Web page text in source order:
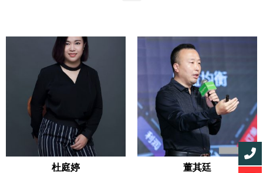
杜庭婷 董其廷